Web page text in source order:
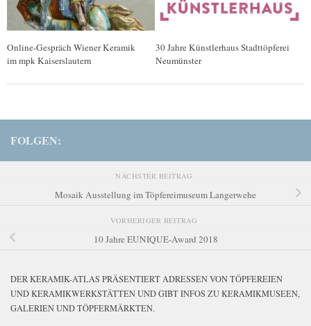
Online-Gespräch Wiener Keramik
im mpk Kaiserslautern
30 Jahre Künstlerhaus Stadttöpferei
Neumünster
FOLGEN:
NÄCHSTER BEITRAG
Mosaik Ausstellung im Töpfereimuseum Langerwehe
VORHERIGER BEITRAG
10 Jahre EUNIQUE-Award 2018
DER KERAMIK-ATLAS PRÄSENTIERT ADRESSEN VON TÖPFEREIEN
UND KERAMIKWERKSTÄTTEN UND GIBT INFOS ZU KERAMIKMUSEEN,
GALERIEN UND TÖPFERMÄRKTEN.